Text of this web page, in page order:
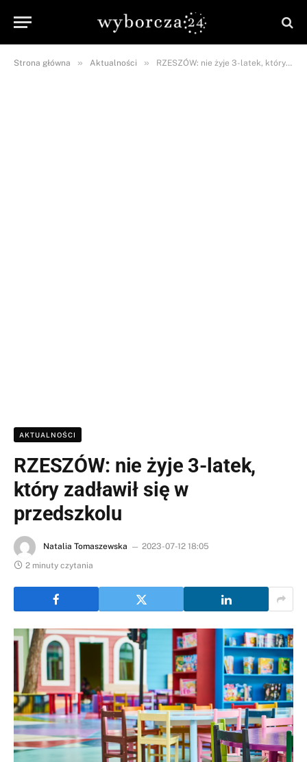
Strona główna » Aktualności » RZESZÓW: nie żyje 3-latek, który zadławił się w przedszkolu
AKTUALNOŚCI
RZESZÓW: nie żyje 3-latek,
który zadławił się w
przedszkolu
Natalia Tomaszewska
2023-07-12 18:05
2 minuty czytania